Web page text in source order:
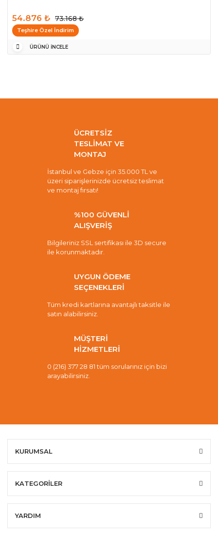
54.876 ₺ 73.168 ₺
Teşhire Özel İndirim
ÜRÜNÜ İNCELE
ÜCRETSİZ
TESLİMAT VE
MONTAJ
İstanbul ve Gebze için 35.000 TL ve
üzeri siparişlerinizde ücretsiz teslimat
ve montaj fırsatı!
%100 GÜVENLİ
ALIŞVERİŞ
Bilgileriniz SSL sertifikası ile 3D secure
ile korunmaktadır.
UYGUN ÖDEME
SEÇENEKLERİ
Tüm kredi kartlarına avantajlı taksitle ile
satın alabilirsiniz.
MÜŞTERİ
HİZMETLERİ
0 (216) 377 28 81 tüm sorularınız için bizi
arayabilirsiniz.
KURUMSAL
KATEGORİLER
YARDIM